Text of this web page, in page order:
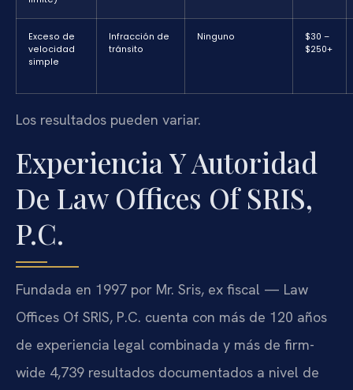
Exceso de
velocidad
simple
Infracción de
tránsito
Ninguno
$30 –
$250+
Los resultados pueden variar.
Experiencia Y Autoridad
De Law Offices Of SRIS,
P.C.
Fundada en 1997 por Mr. Sris, ex fiscal — Law
Offices Of SRIS, P.C. cuenta con más de 120 años
de experiencia legal combinada y más de firm-
wide 4,739 resultados documentados a nivel de